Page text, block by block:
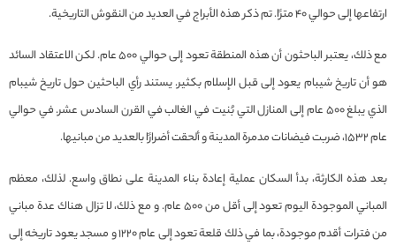
ارتفاعها إلى حوالي 40 مترًا. تم ذكر هذه الأبراج في العديد من النقوش التاريخية.
مع ذلك، يعتبر الباحثون أن هذه المنطقة تعود إلى حوالي 500 عام. لكن الاعتقاد السائد
هو أن تاريخ شيبام يعود إلى قبل الإسلام بكثير. يستند رأي الباحثين حول تاريخ شيبام
الذي يبلغ 500 عام إلى المنازل التي بُنيت في الغالب في القرن السادس عشر. في حوالي
عام 1532، ضربت فيضانات مدمرة المدينة و ألحقت أضرارًا بالعديد من مبانيها.
بعد هذه الكارثة، بدأ السكان عملية إعادة بناء المدينة على نطاق واسع. لذلك، معظم
المباني الموجودة اليوم تعود إلى أقل من 500 عام. و مع ذلك، لا تزال هناك عدة مباني
من فترات أقدم موجودة، بما في ذلك قلعة تعود إلى عام 1220 و مسجد يعود تاريخه إلى